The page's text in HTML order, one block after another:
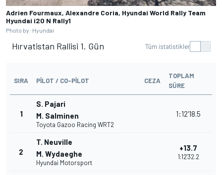
Adrien Fourmaux, Alexandre Coria, Hyundai World Rally Team
Hyundai i20 N Rally1
Photo by: Hyundai
Hırvatistan Rallisi 1. Gün Tüm istatistikler
SIRA PILOT / CO-PILOT CEZA
TOPLAM
SÜRE
1
S. Pajari
M. Salminen
Toyota Gazoo Racing WRT2
1:12'18.5
2
T. Neuville
M. Wydaeghe
Hyundai Motorsport
+13.7
1:12'32.2